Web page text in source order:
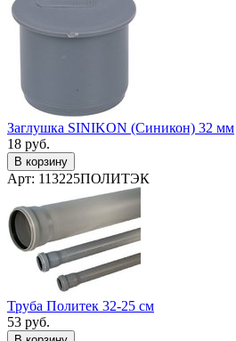
Заглушка SINIKON (Синикон) 32 мм
18 руб.
В корзину
Арт: 113225ПОЛИТЭК
Труба Политек 32-25 см
53 руб.